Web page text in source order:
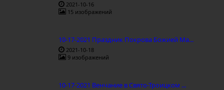
2021-10-16
15 изображений
10-17-2021 Праздник Покрова Божией Ма...
2021-10-18
9 изображений
10-17-2021 Венчание в Свято-Троицком ...